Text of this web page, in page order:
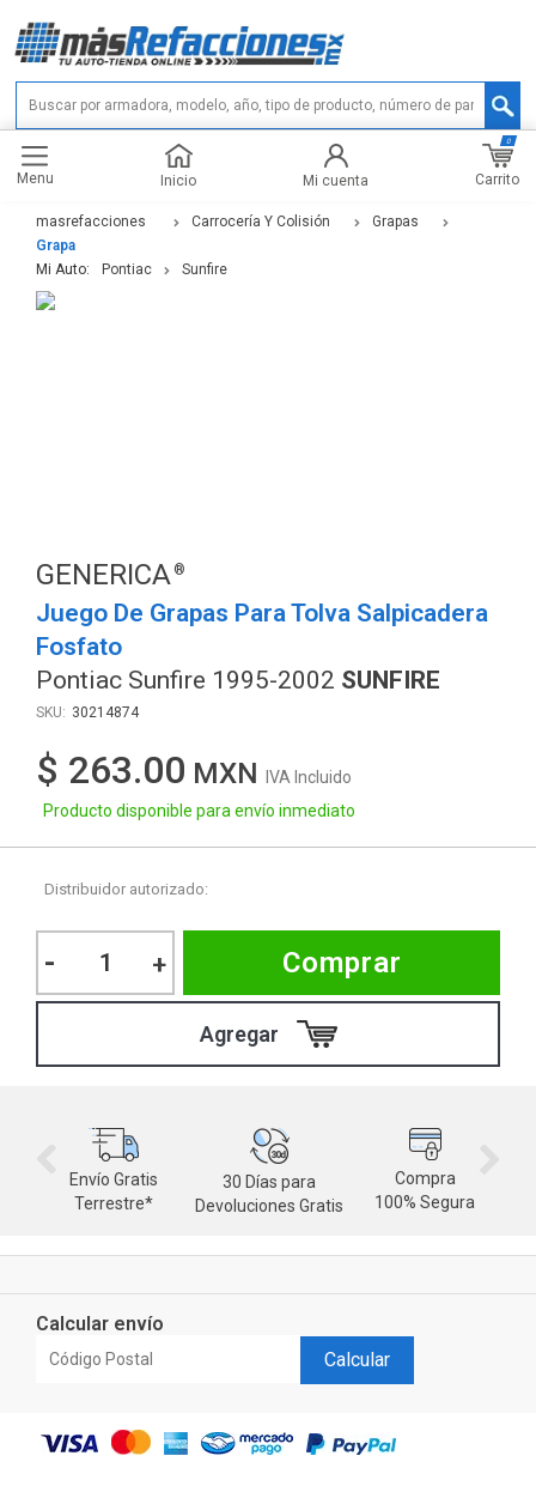
Menu Inicio Mi cuenta Carrito
0
masrefacciones Carrocería Y Colisión
Grapas
Grapa
Mi Auto:
Pontiac Sunfire
GENERICA
Juego De Grapas Para Tolva Salpicadera
Fosfato
Pontiac Sunfire 1995-2002 SUNFIRE
30214874
$ 263.00
IVA Incluido
Producto disponible para envío inmediato
Distribuidor autorizado:
- + Comprar
Envío Gratis
Terrestre*
30 Días para
Devoluciones Gratis
Compra
100% Segura
Calcular envío
Calcular